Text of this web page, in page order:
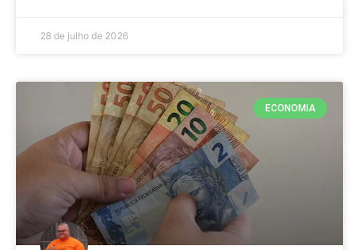
28 de julho de 2026
ECONOMIA